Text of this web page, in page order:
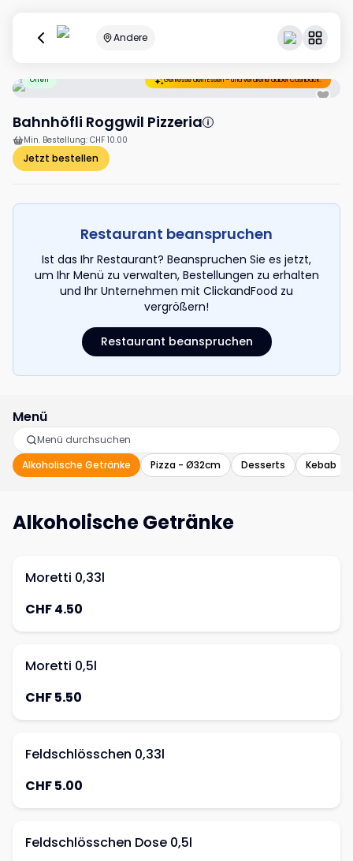
Andere
Offen Geniesse dein Essen – und verdiene dabei Cashback.
Bahnhöfli Roggwil Pizzeria
Min. Bestellung: CHF 10.00
Jetzt bestellen
Restaurant beanspruchen
Ist das Ihr Restaurant? Beanspruchen Sie es jetzt,
um Ihr Menü zu verwalten, Bestellungen zu erhalten
und Ihr Unternehmen mit ClickandFood zu
vergrößern!
Restaurant beanspruchen
Menü
Alkoholische Getränke Pizza - Ø32cm Desserts Kebab
Alkoholische Getränke
Moretti 0,33l
CHF 4.50
Moretti 0,5l
CHF 5.50
Feldschlösschen 0,33l
CHF 5.00
Feldschlösschen Dose 0,5l